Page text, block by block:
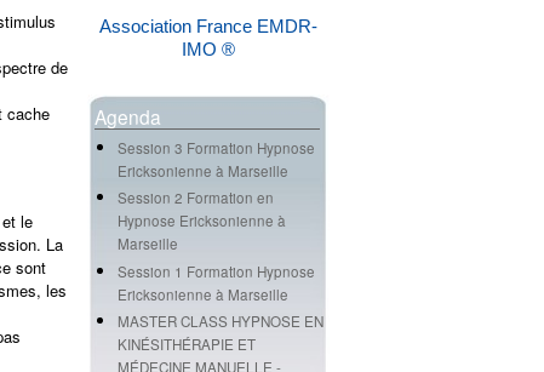
de
cache
le
La
sont
les
Association France EMDR-
IMO ®
Agenda
Session 3 Formation Hypnose
Ericksonienne à Marseille
Session 2 Formation en
Hypnose Ericksonienne à
Marseille
Session 1 Formation Hypnose
Ericksonienne à Marseille
MASTER CLASS HYPNOSE EN
KINÉSITHÉRAPIE ET
MÉDECINE MANUELLE -